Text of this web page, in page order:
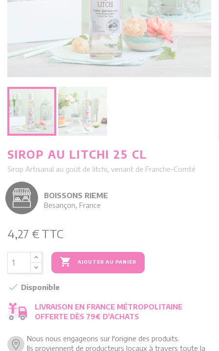
SIROP AU LITCHI 25 CL
Sirop Artisanal au goût de litchi, venant de Franche-Comté
BOISSONS RIEME
Besançon, France
4,27 € TTC
 AJOUTER AU PANIER
 Disponible
LIVRAISON EN FRANCE MÉTROPOLITAINE
OFFERTE DÈS 79€ D'ACHATS
Nous nous engageons sur l'origine des produits.
Ils proviennent de producteurs locaux à travers toute la